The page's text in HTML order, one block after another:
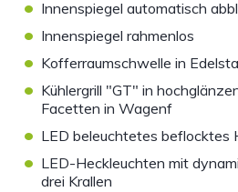
• Innenspiegel automatisch
• Innenspiegel rahmenlos
• Kofferraumschwelle in
• Kühlergrill "GT" in
Facetten in Wagenf
• LED beleuchtetes beflocktes
• LED-Heckleuchten mit
drei Krallen